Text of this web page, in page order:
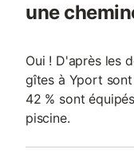
une
Oui ! D'après les
gîtes à Yport
42 % sont
piscine.